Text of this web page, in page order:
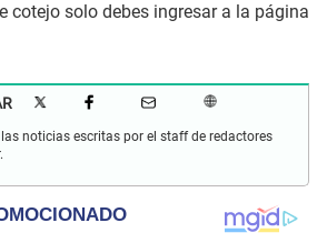
cotejo solo debes ingresar a la página
las noticias escritas por el staff de redactores